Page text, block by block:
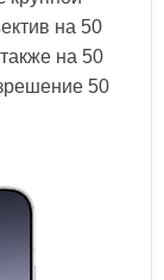
на 50
на 50
50